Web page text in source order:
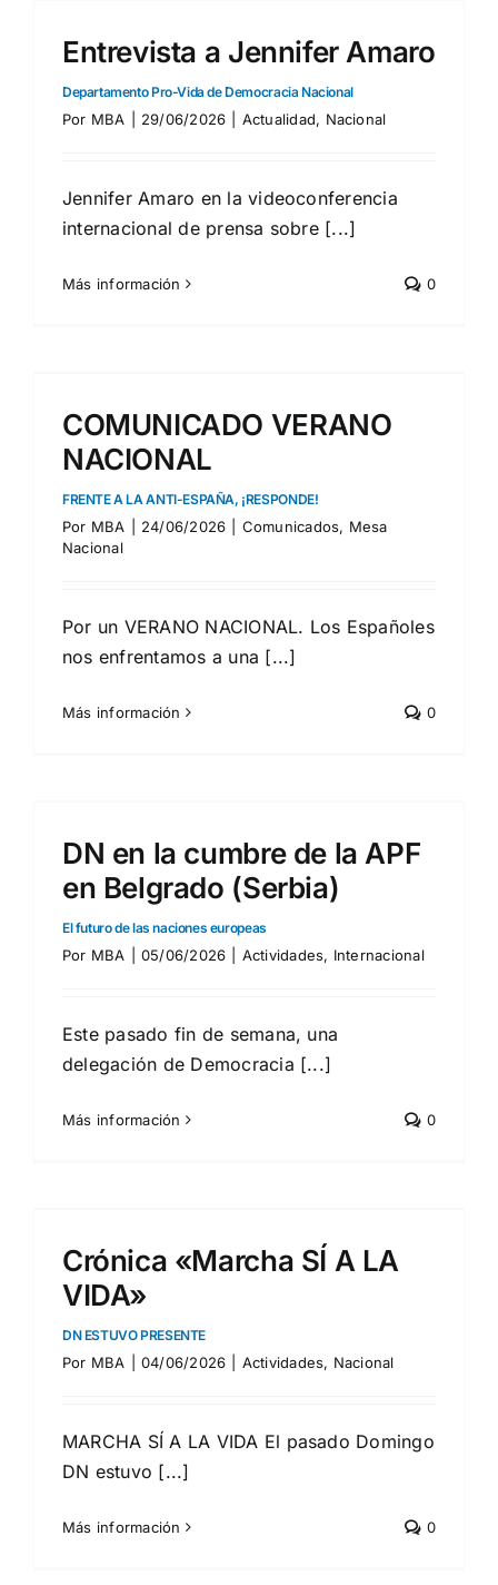
Entrevista a Jennifer Amaro
Departamento Pro-Vida de Democracia Nacional
Por MBA 29/06/2026 Actualidad, Nacional
Jennifer Amaro en la videoconferencia
internacional de prensa sobre [...]
Más información 0
COMUNICADO VERANO
NACIONAL
FRENTE A LA ANTI-ESPAÑA, ¡RESPONDE!
Por MBA 24/06/2026 Comunicados, Mesa
Nacional
Por un VERANO NACIONAL. Los Españoles
nos enfrentamos a una [...]
Más información 0
DN en la cumbre de la APF
en Belgrado (Serbia)
El futuro de las naciones europeas
Por MBA 05/06/2026 Actividades, Internacional
Este pasado fin de semana, una
delegación de Democracia [...]
Más información 0
Crónica «Marcha SÍ A LA
VIDA»
DN ESTUVO PRESENTE
Por MBA 04/06/2026 Actividades, Nacional
MARCHA SÍ A LA VIDA El pasado Domingo
DN estuvo [...]
Más información 0